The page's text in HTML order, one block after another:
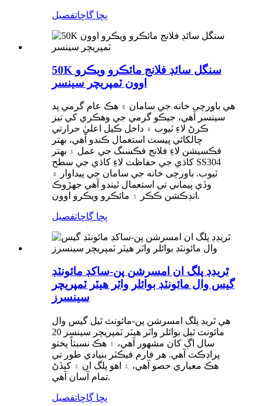
پڇا ڳاڇاتفصيل
50K سنگل سائڊ فلانج مائڪرو ويڪرو
اوون ٽمپريچر سينسر
هي باورچی خانه جي سامان ۾ هڪ عام گرمي پد
سينسر آهي، جيڪو گرمي جي وهڪري کي تيز
ڪرڻ لاءِ ٽيوب ۾ داخل ڪيل اعليٰ حرارتي
چالکائي پيسٽ استعمال ڪندو آهي، بهتر
فڪسيشن لاءِ فلانج فڪسنگ جي عمل ۽ بهتر
کاڌي جي حفاظت لاءِ کاڌي جي سطح SS304
ٽيوب. باورچی خانه جي سامان جي پيداوار ۾
وڏي پيماني تي استعمال ٿيندو آهي جهڙوڪ
انڊڪشن ڪڪر ۽ مائڪرو ويڪرو اوون.
پڇا ڳاڇاتفصيل
ٿريڊڊ پلگ ان امسرشن پن-ساکڊ مائونٽڊ
گيس وال مائونٽڊ بوائلر واٽر هيٽر ٽمپريچر
سينسرز
هي ٿريڊ پلگ امسرشن پن-مائونٽ ٿيل گيس وال
مائونٽ ٿيل بوائلر واٽر هيٽر ٽمپريچر سينسر 20
سال اڳ کان مشهور آهي، ۽ هڪ نسبتاً پختو
پراڊڪٽ آهي. هر فارم فيڪٽر بنيادي طور تي
هڪ معياري حصو آهي، ۽ اهو پلگ ان ۽ کيڏڻ
تمام آسان آهي.
پڇا ڳاڇاتفصيل